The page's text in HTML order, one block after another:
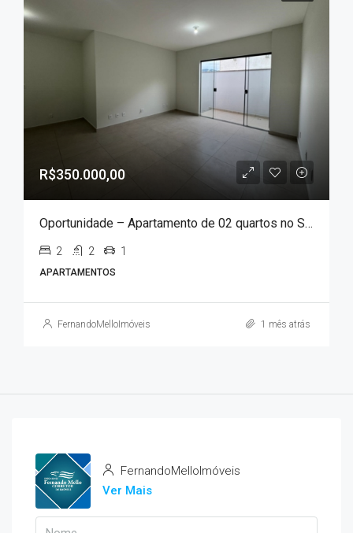
R$350.000,00
Oportunidade – Apartamento de 02 quartos no Solar dos Lagos!!!
2 2 1
APARTAMENTOS
FernandoMelloImóveis 1 mês atrás
FernandoMelloImóveis
Ver Mais